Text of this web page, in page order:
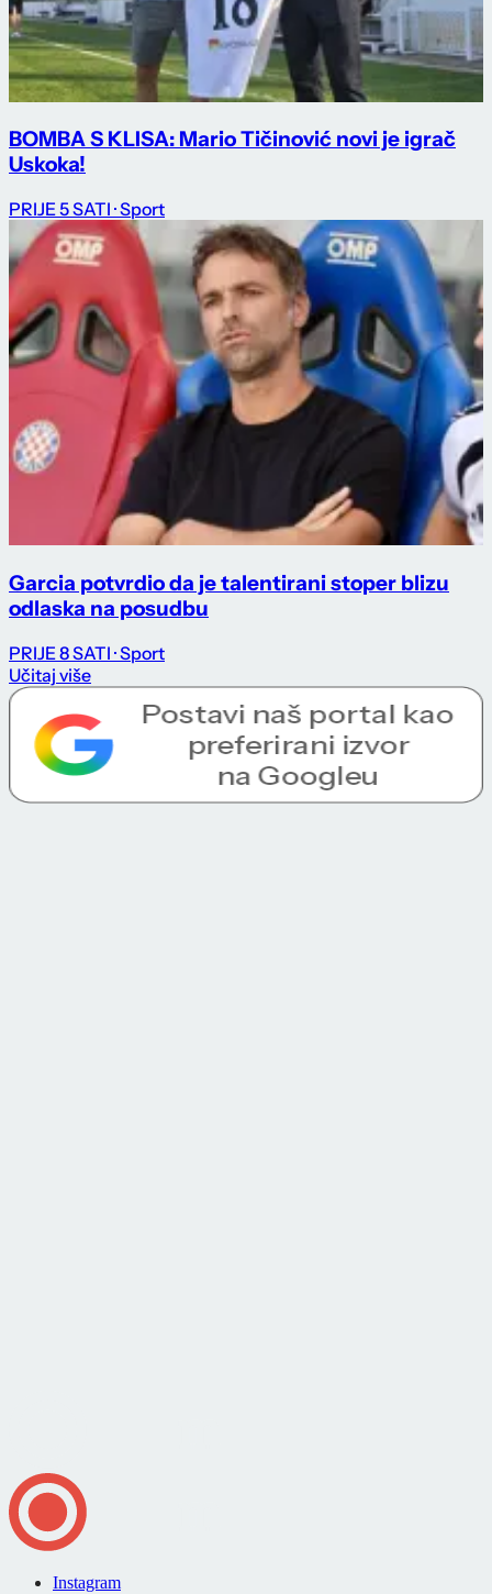
BOMBA S KLISA: Mario Tičinović novi je igrač
Uskoka!
PRIJE 5 SATI · Sport
Garcia potvrdio da je talentirani stoper blizu
odlaska na posudbu
PRIJE 8 SATI · Sport
Učitaj više
Instagram